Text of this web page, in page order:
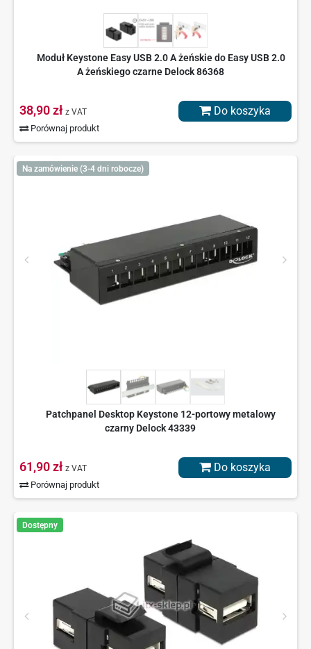
Moduł Keystone Easy USB 2.0 A żeńskie do Easy USB 2.0
A żeńskiego czarne Delock 86368
38,90 zł z VAT
Porównaj produkt
Do koszyka
Na zamówienie (3-4 dni robocze)
Patchpanel Desktop Keystone 12-portowy metalowy
czarny Delock 43339
61,90 zł z VAT
Porównaj produkt
Do koszyka
Dostępny